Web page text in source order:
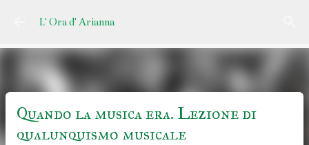
Passa ai contenuti principali
L' Ora d' Arianna
Quando la musica era. Lezione di
qualunquismo musicale